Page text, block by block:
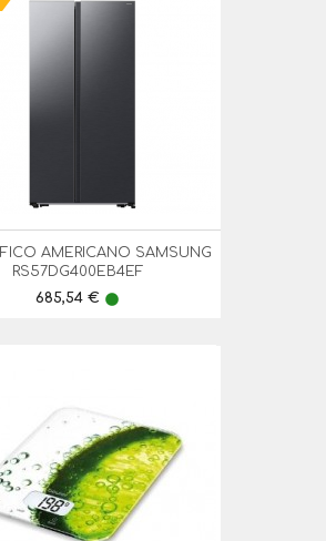
AMERICANO SAMSUNG
RS57DG400EB4EF
Preço
685,54 € lens